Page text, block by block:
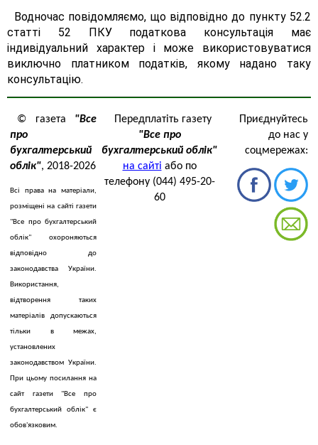
Водночас повідомляємо, що відповідно до пункту 52.2
статті 52 ПКУ податкова консультація має
індивідуальний характер і може використовуватися
виключно платником податків, якому надано таку
консультацію.
© газета "Все
про
бухгалтерський
облік", 2018-2026
Всі права на матеріали,
розміщені на сайті газети
"Все про бухгалтерський
облік" охороняються
відповідно до
законодавства України.
Використання,
відтворення таких
матеріалів допускаються
тільки в межах,
установлених
законодавством України.
При цьому посилання на
сайт газети "Все про
бухгалтерський облік" є
обов'язковим.
Передплатіть газету
"Все про
бухгалтерський облік"
на сайті або по
телефону (044) 495-20-
60
Приєднуйтесь
до нас у
соцмережах: